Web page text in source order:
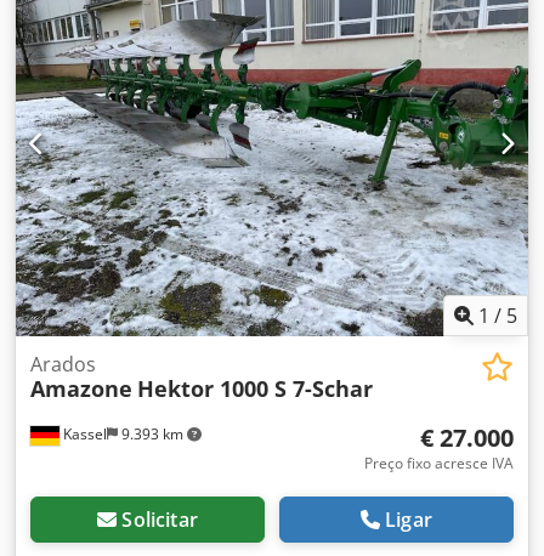
1 / 5
Kassel 9.393 km
Arados
Amazone Hektor 1000 S 7-Schar
€ 27.000
Preço fixo acresce IVA
Solicitar Ligar